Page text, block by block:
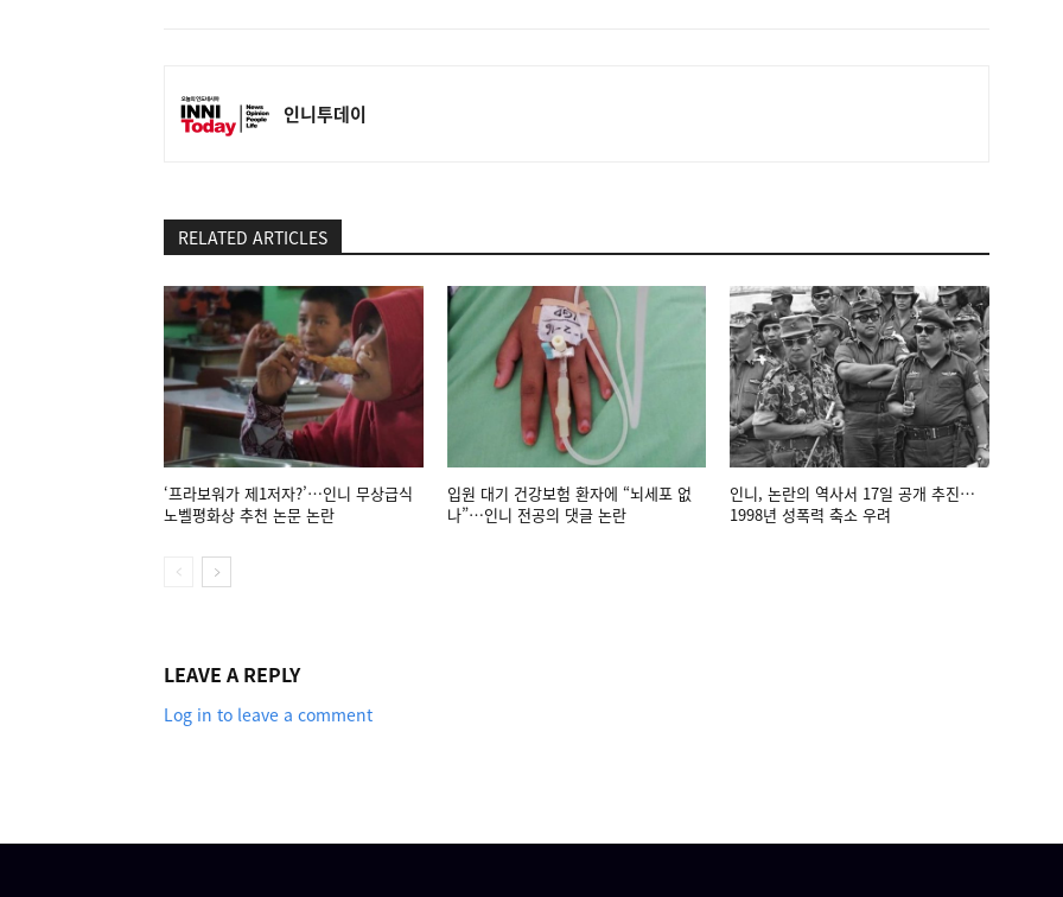
인니투데이
RELATED ARTICLES
‘프라보워가 제1저자?’…인니 무상급식
노벨평화상 추천 논문 논란
입원 대기 건강보험 환자에 “뇌세포 없
나”…인니 전공의 댓글 논란
인니, 논란의 역사서 17일 공개 추진…
1998년 성폭력 축소 우려
LEAVE A REPLY
Log in to leave a comment